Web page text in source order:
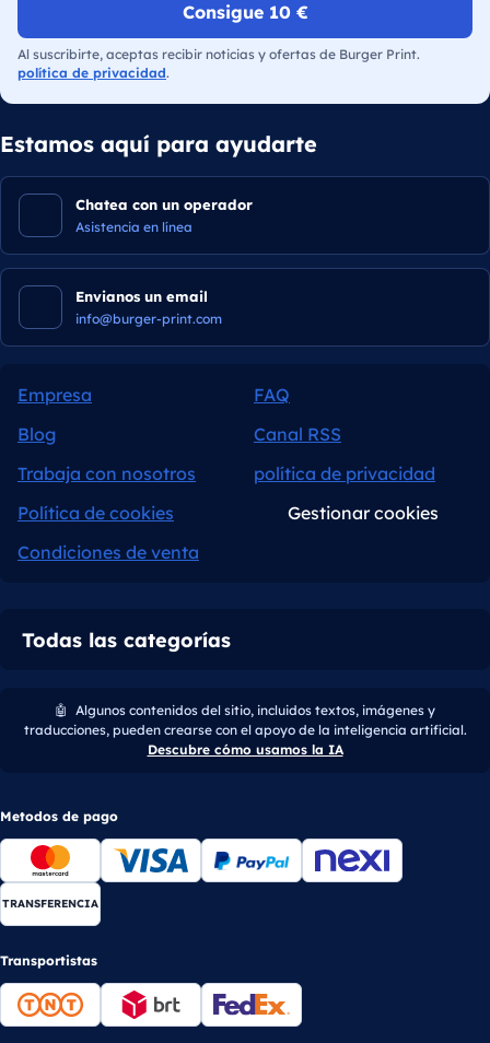
Consigue 10 €
Al suscribirte, aceptas recibir noticias y ofertas de Burger Print.
política de privacidad.
Estamos aquí para ayudarte
Chatea con un operador
Asistencia en línea
Envianos un email
info@burger-print.com
Empresa
FAQ
Blog
Canal RSS
Trabaja con nosotros
política de privacidad
Política de cookies
Gestionar cookies
Condiciones de venta
Todas las categorías
🤖 Algunos contenidos del sitio, incluidos textos, imágenes y
traducciones, pueden crearse con el apoyo de la inteligencia artificial.
Descubre cómo usamos la IA
Metodos de pago
TRANSFERENCIA
Transportistas